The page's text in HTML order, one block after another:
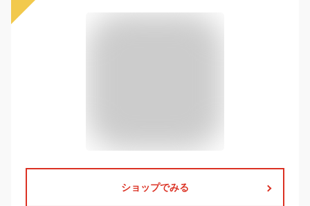
ショップでみる